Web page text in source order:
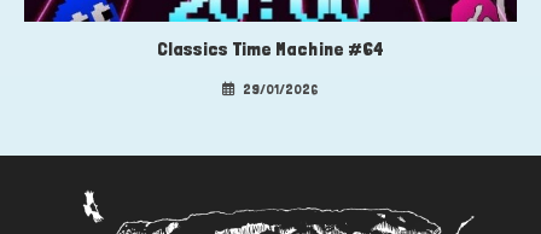
Classics Time Machine #64
29/01/2026